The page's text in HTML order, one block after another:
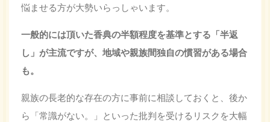
悩ませる方が大勢いらっしゃいます。
一般的には頂いた香典の半額程度を基準とする「半返
し」が主流ですが、地域や親族間独自の慣習がある場合
も。
親族の長老的な存在の方に事前に相談しておくと、後か
ら「常識がない。」といった批判を受けるリスクを大幅